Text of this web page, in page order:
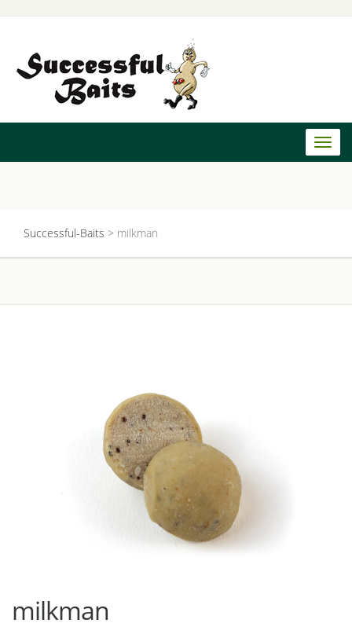
Successful-Baits > milkman
milkman